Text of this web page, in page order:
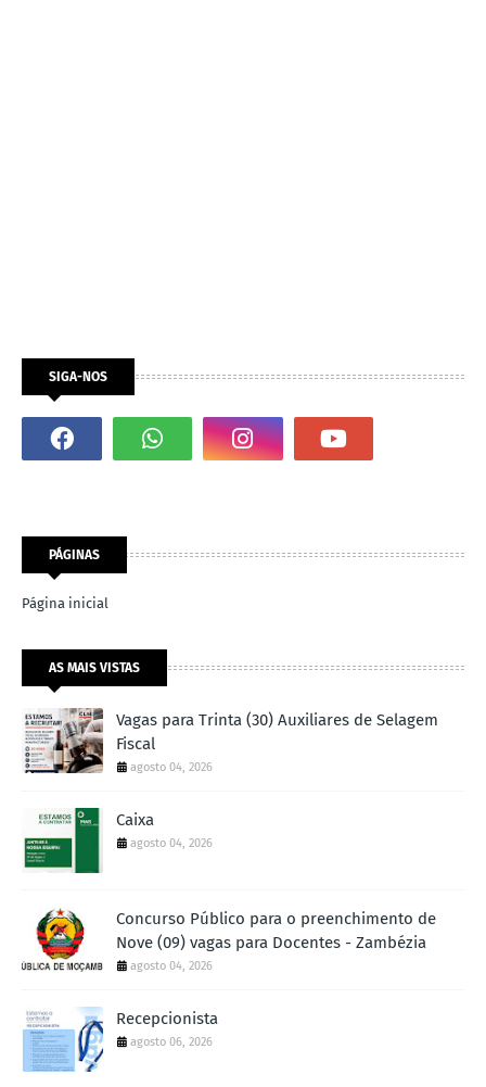
SIGA-NOS
PÁGINAS
Página inicial
AS MAIS VISTAS
Vagas para Trinta (30) Auxiliares de Selagem
Fiscal
agosto 04, 2026
Caixa
agosto 04, 2026
Concurso Público para o preenchimento de
Nove (09) vagas para Docentes - Zambézia
agosto 04, 2026
Recepcionista
agosto 06, 2026